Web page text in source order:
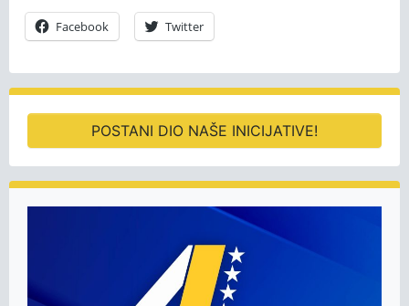
Facebook Twitter
POSTANI DIO NAŠE INICIJATIVE!